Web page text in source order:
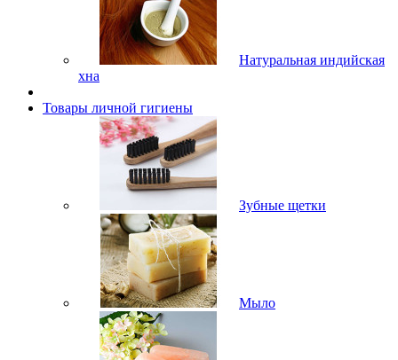
Натуральная индийская
хна
Товары личной гигиены
Зубные щетки
Мыло